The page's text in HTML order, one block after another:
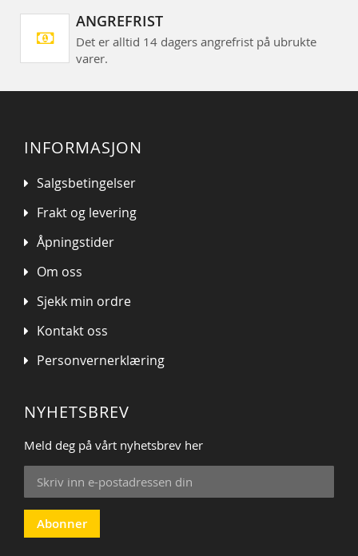
ANGREFRIST
Det er alltid 14 dagers angrefrist på ubrukte
varer.
INFORMASJON
Salgsbetingelser
Frakt og levering
Åpningstider
Om oss
Sjekk min ordre
Kontakt oss
Personvernerklæring
NYHETSBREV
Meld deg på vårt nyhetsbrev her
Sign
Up
for
Our
Newsletter:
Abonner